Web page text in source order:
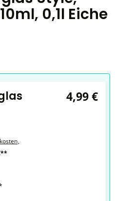
0,1l Eiche
4,99 €
,